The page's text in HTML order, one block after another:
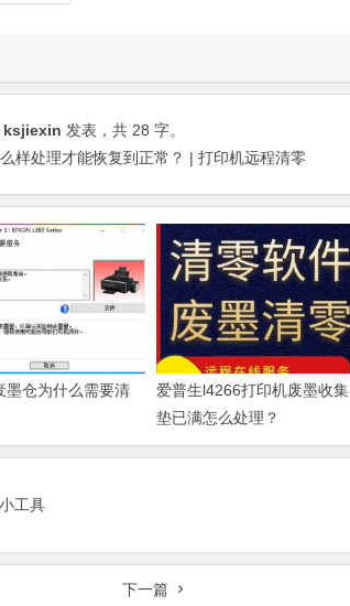
ksjiexin 发表，共 28 字。
样处理才能恢复到正常？ | 打印机远程清零
墨仓为什么需要清
爱普生l4266打印机废墨收集
垫已满怎么处理？
工具
下一篇